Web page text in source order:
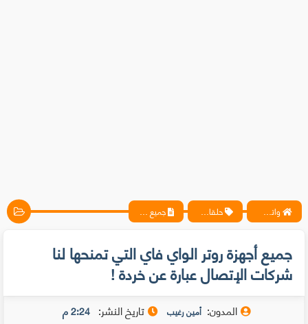
واتس آب ، فيسبوك ، أنترنت ، شروحات تقنية حصرية - المحترف حلقات متخصيصي الحماية جميع أجهزة روتر الواي فاي التي تمنحها لنا شركات الإتصال عبارة عن خردة !
جميع أجهزة روتر الواي فاي التي تمنحها لنا
شركات الإتصال عبارة عن خردة !
المدون: أمين رغيب تاريخ النشر: 2:24 م